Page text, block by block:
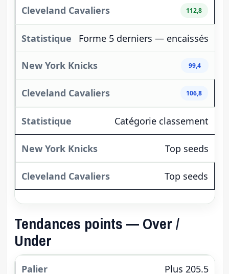
112,8
Forme 5 derniers — encaissés
99,4
106,8
Catégorie classement
Top seeds
Top seeds
Tendances points — Over /
Under
Plus 205.5